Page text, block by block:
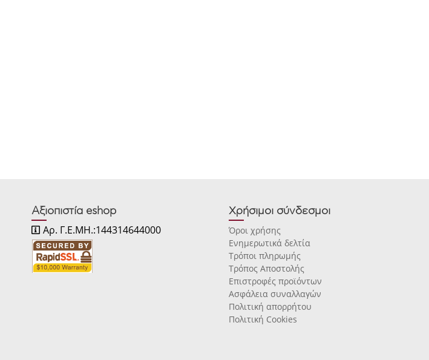
Αξιοπιστία eshop
Αρ. Γ.Ε.ΜΗ.:144314644000
Χρήσιμοι σύνδεσμοι
Όροι χρήσης
Ενημερωτικά δελτία
Τρόποι πληρωμής
Τρόπος Αποστολής
Επιστροφές προϊόντων
Ασφάλεια συναλλαγών
Πολιτική απορρήτου
Πολιτική Cookies